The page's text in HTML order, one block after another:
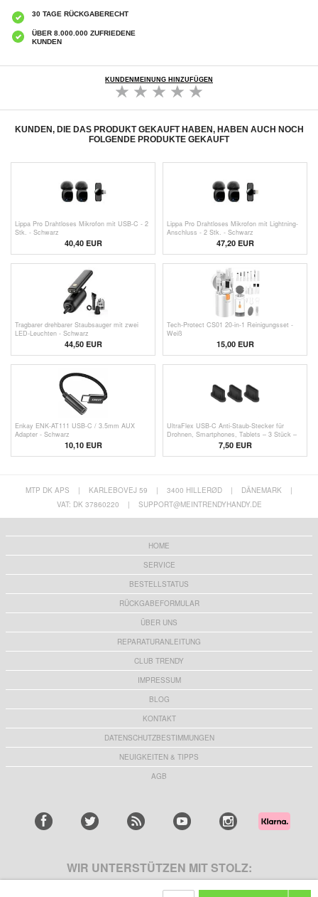
30 TAGE RÜCKGABERECHT
ÜBER 8.000.000 ZUFRIEDENE
KUNDEN
KUNDENMEINUNG HINZUFÜGEN
KUNDEN, DIE DAS PRODUKT GEKAUFT HABEN, HABEN AUCH NOCH
FOLGENDE PRODUKTE GEKAUFT
Lippa Pro Drahtloses Mikrofon mit USB-C - 2
Stk. - Schwarz
40,40 EUR
Lippa Pro Drahtloses Mikrofon mit Lightning-
Anschluss - 2 Stk. - Schwarz
47,20 EUR
Tragbarer drehbarer Staubsauger mit zwei
LED-Leuchten - Schwarz
44,50 EUR
Tech-Protect CS01 20-in-1 Reinigungsset -
Weiß
15,00 EUR
Enkay ENK-AT111 USB-C / 3.5mm AUX
Adapter - Schwarz
10,10 EUR
UltraFlex USB-C Anti-Staub-Stecker für
Drohnen, Smartphones, Tablets – 3 Stück –
7,50EUR
MTP DK APS | KARLEBOVEJ 59 | 3400 HILLERØD | DÄNEMARK
|
VAT: DK 37860220
| SUPPORT@MEINTRENDYHANDY.DE
HOME
SERVICE
BESTELLSTATUS
RÜCKGABEFORMULAR
ÜBER UNS
REPARATURANLEITUNG
CLUB TRENDY
IMPRESSUM
BLOG
KONTAKT
DATENSCHUTZBESTIMMUNGEN
NEUIGKEITEN & TIPPS
AGB
WIR UNTERSTÜTZEN MIT STOLZ: